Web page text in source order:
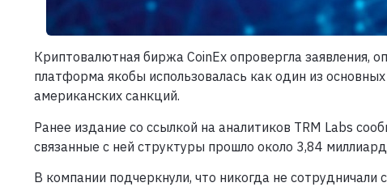
Криптовалютная биржа CoinEx опровергла заявления,
платформа якобы использовалась как один из
американских санкций.
Ранее издание со ссылкой на аналитиков TRM Labs
связанные с ней структуры прошло около 3,84
В компании подчеркнули, что никогда не